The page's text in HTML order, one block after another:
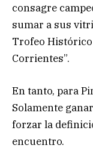
consagre
sumar a sus
Trofeo Histórico
Corrientes”.
En tanto, para
Solamente
forzar la
encuentro.